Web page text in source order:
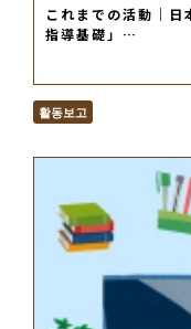
これまでの活動｜
指導基礎」…
활동보고